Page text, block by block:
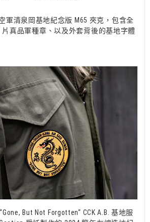
空軍清泉岡基地紀念版 M65 夾克，包含全
片真品軍種章、以及外套背後的基地字體
But Not Forgotten“ CCK A.B. 基地服